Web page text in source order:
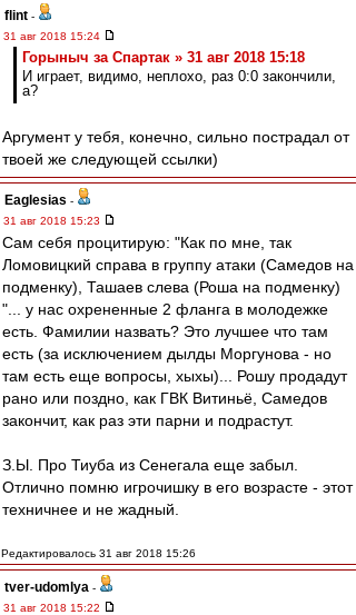
flint -
31 авг 2018 15:24
Горыныч за Спартак » 31 авг 2018 15:18
И играет, видимо, неплохо, раз 0:0 закончили,
а?
Аргумент у тебя, конечно, сильно пострадал от
твоей же следующей ссылки)
Eaglesias -
31 авг 2018 15:23
Сам себя процитирую: "Как по мне, так
Ломовицкий справа в группу атаки (Самедов на
подменку), Ташаев слева (Роша на подменку)
"... у нас охрененные 2 фланга в молодежке
есть. Фамилии назвать? Это лучшее что там
есть (за исключением дылды Моргунова - но
там есть еще вопросы, хыхы)... Рошу продадут
рано или поздно, как ГВК Витиньё, Самедов
закончит, как раз эти парни и подрастут.
З.Ы. Про Тиуба из Сенегала еще забыл.
Отлично помню игрочишку в его возрасте - этот
техничнее и не жадный.
Редактировалось 31 авг 2018 15:26
tver-udomlya -
31 авг 2018 15:22